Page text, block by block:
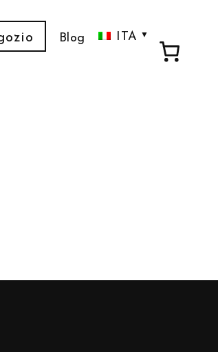
Blog
ITA